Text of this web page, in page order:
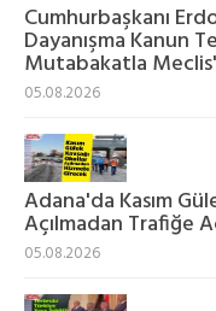
Cumhurbaşkanı
Dayanışma Kanun
Mutabakatla
05.08.2026
Adana'da Kasım
Açılmadan Trafiğe
05.08.2026